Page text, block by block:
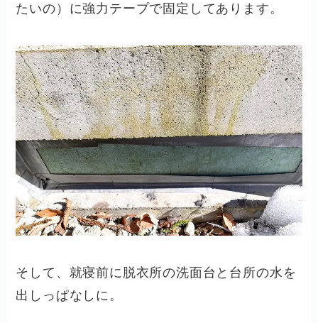
たいの）に強力テープで固定してあります。
そして、就寝前に脱衣所の洗面台と台所の水を
出しっぱなしに。